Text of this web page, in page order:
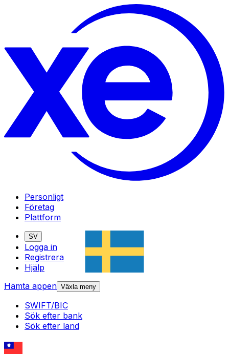
Personligt
Företag
Plattform
SV
Logga in
Registrera
Hjälp
Hämta appen Växla meny
SWIFT/BIC
Sök efter bank
Sök efter land